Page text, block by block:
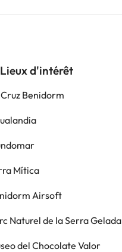
Lieux d'intérêt
Benidorm
Mítica
Airsoft
Naturel de la Serra Gelada
del Chocolate Valor